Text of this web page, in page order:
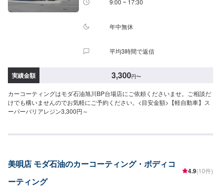
年中無休
平均3時間で返信
実績金額 3,300円〜
カーコーティングはモダ石油旭川BP台場店にご依頼くださいませ。ご相談だ
けでも構いませんのでお気軽にご予約ください。<目安金額>【軽自動車】ス
ーパーバリアレジン3,300円～
美唄店 モダ石油のカーコーティング・ボディコ
ーティング
4.9(10件)